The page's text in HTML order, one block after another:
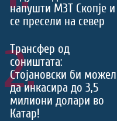
напушти МЗТ Скопје и
се пресели на север
2.
Трансфер од
соништата:
Стојановски би можел
да инкасира до 3,5
милиони долари во
Катар!